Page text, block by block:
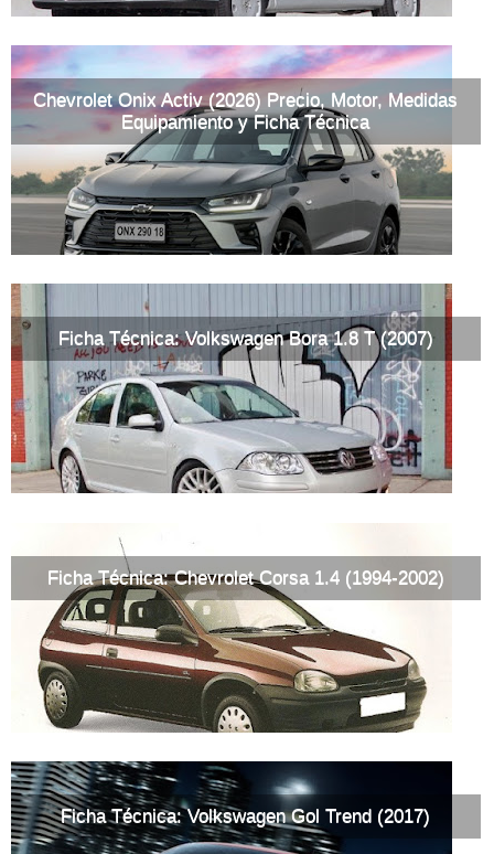
Chevrolet Onix Activ (2026) Precio, Motor, Medidas
Equipamiento y Ficha Técnica
Ficha Técnica: Volkswagen Bora 1.8 T (2007)
Ficha Técnica: Chevrolet Corsa 1.4 (1994-2002)
Ficha Técnica: Volkswagen Gol Trend (2017)